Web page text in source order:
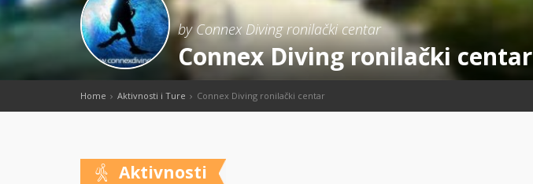
by Connex Diving ronilački centar
Connex Diving ronilački centar
Home Aktivnosti i Ture Connex Diving ronilački centar
Aktivnosti